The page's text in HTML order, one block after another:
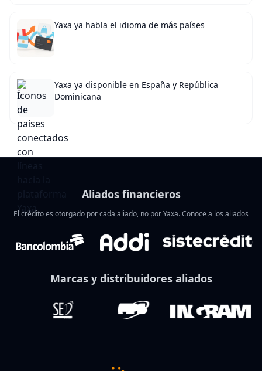
Yaxa ya habla el idioma de más países
Yaxa ya disponible en España y República
Dominicana
Aliados financieros
El crédito es otorgado por cada aliado, no por Yaxa.Conoce a los aliados
Marcas y distribuidores aliados